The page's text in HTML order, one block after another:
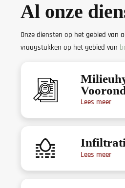
Al onze
Onze diensten op het gebied van
vraagstukken op het gebied van
Lees meer
Lees meer